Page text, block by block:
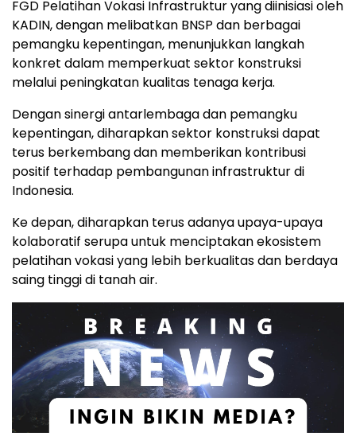
FGD Pelatihan Vokasi Infrastruktur yang diinisiasi oleh
KADIN, dengan melibatkan BNSP dan berbagai
pemangku kepentingan, menunjukkan langkah
konkret dalam memperkuat sektor konstruksi
melalui peningkatan kualitas tenaga kerja.
Dengan sinergi antarlembaga dan pemangku
kepentingan, diharapkan sektor konstruksi dapat
terus berkembang dan memberikan kontribusi
positif terhadap pembangunan infrastruktur di
Indonesia.
Ke depan, diharapkan terus adanya upaya-upaya
kolaboratif serupa untuk menciptakan ekosistem
pelatihan vokasi yang lebih berkualitas dan berdaya
saing tinggi di tanah air.